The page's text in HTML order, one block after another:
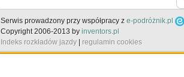
Serwis prowadzony przy współpracy z e-podróżnik.pl
Copyright 2006-2013 by inventors.pl
Indeks rozkładów jazdy | regulamin cookies